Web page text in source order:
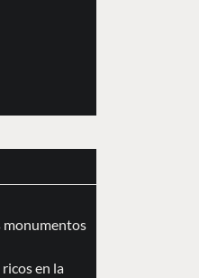
monumentos
en la